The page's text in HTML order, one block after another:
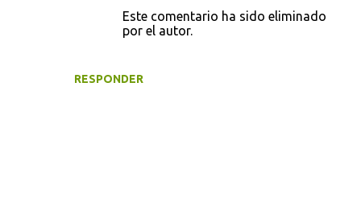
RESPONDER
Este comentario ha sido eliminado
por el autor.